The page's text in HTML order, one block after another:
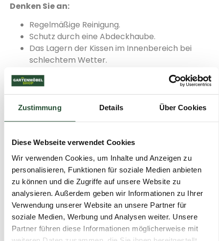
Zustimmung Details Über Cookies
Diese Webseite verwendet Cookies
Wir verwenden Cookies, um Inhalte und Anzeigen zu
personalisieren, Funktionen für soziale Medien anbieten
zu können und die Zugriffe auf unsere Website zu
analysieren. Außerdem geben wir Informationen zu Ihrer
Verwendung unserer Website an unsere Partner für
soziale Medien, Werbung und Analysen weiter. Unsere
Partner führen diese Informationen möglicherweise mit
Denken Sie an:
Regelmäßige Reinigung.
Schutz durch eine Abdeckhaube.
Das Lagern der Kissen im Innenbereich bei
schlechtem Wetter.
Tipps, damit Ihre Möbel länger
schön bleiben
Auch wenn Ihre Gartenmöbel draußen stehen
bleiben, können Sie die Lebensdauer mit ein paar
Sorgen Sie für einen
guten Wasserabfluss
damit kein stehendes Wasser auf den
Oberflächen bleibt.
Verwenden Sie im Winter Schutzhüllen
Prüfen Sie die Möbel regelmäßig auf
Verschmutzungen oder Beläge.
Fazit